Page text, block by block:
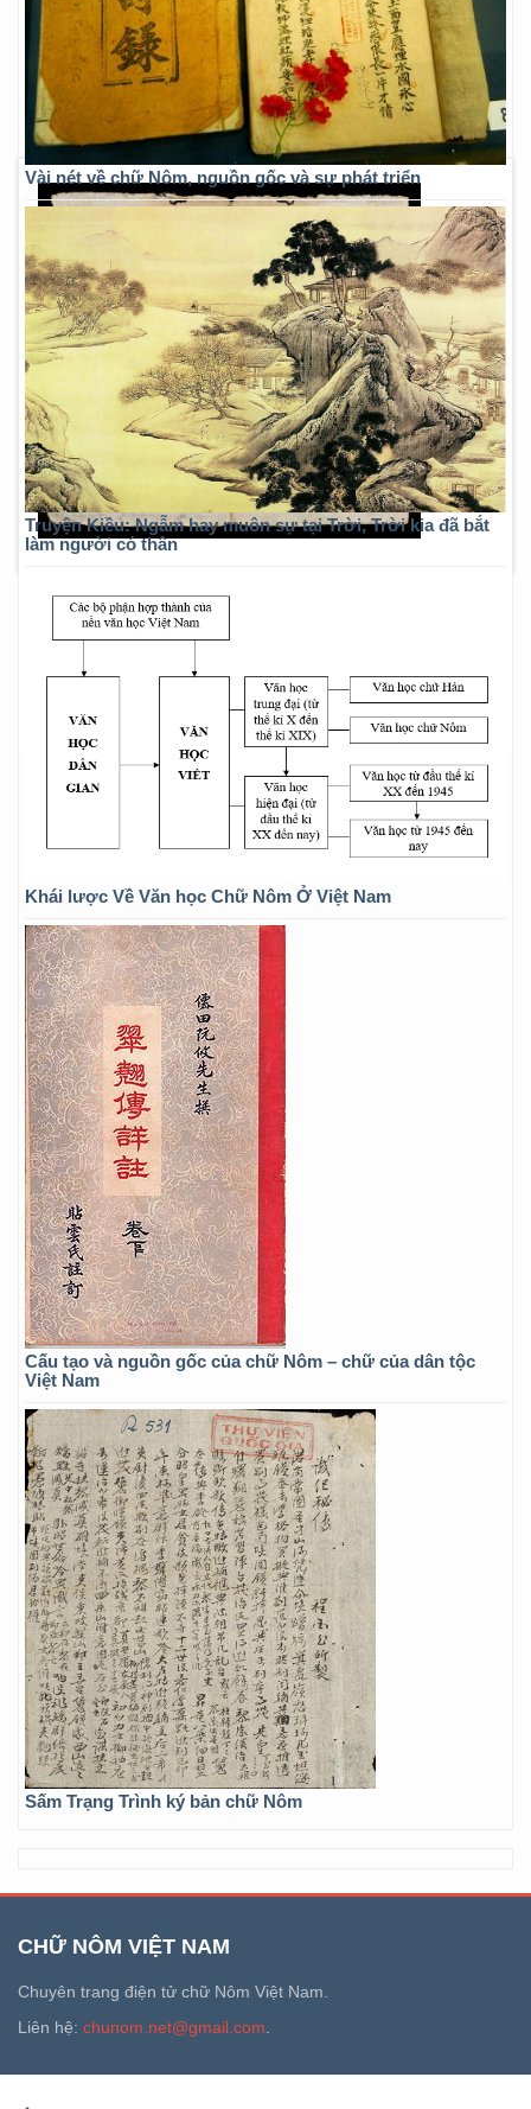
Vài nét về chữ Nôm, nguồn gốc và sự phát triển
Truyện Kiều: Ngẫm hay muôn sự tại Trời, Trời kia đã bắt
làm người có thân
Khái lược Về Văn học Chữ Nôm Ở Việt Nam
Cấu tạo và nguồn gốc của chữ Nôm – chữ của dân tộc
Việt Nam
Sấm Trạng Trình ký bản chữ Nôm
CHỮ NÔM VIỆT NAM
Chuyên trang điện tử chữ Nôm Việt Nam.
Liên hệ: chunom.net@gmail.com